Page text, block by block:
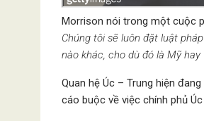
Morrison nói trong một cuộc
Chúng tôi sẽ luôn đặt luật
nào khác, cho dù đó là Mỹ hay
Quan hệ Úc – Trung hiện
cáo buộc về việc chính phủ